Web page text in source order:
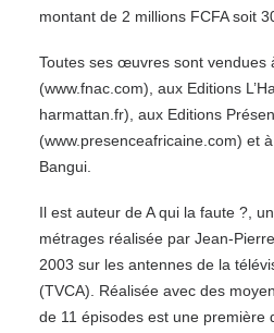
montant de 2 millions FCFA soit
Toutes ses œuvres sont vendues
(www.fnac.com), aux Editions
harmattan.fr), aux Editions
(www.presenceafricaine.com) et
Bangui.
Il est auteur de A qui la faute ?,
métrages réalisée par Jean-
2003 sur les antennes de la
(TVCA). Réalisée avec des
de 11 épisodes est une première